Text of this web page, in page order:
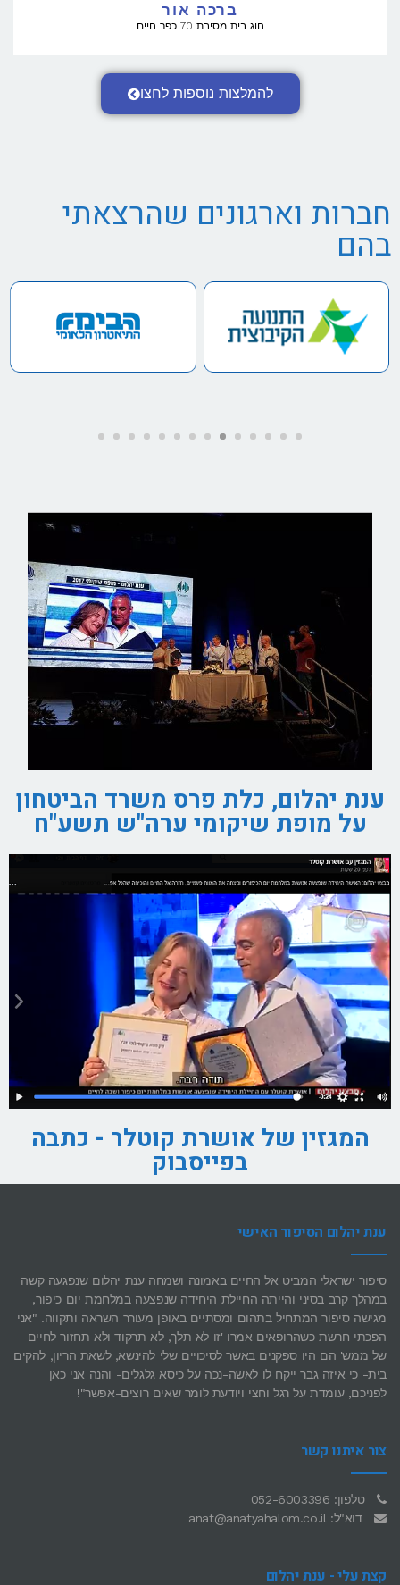
ברכה אור
חוג בית מסיבת 70 כפר חיים
להמלצות נוספות לחצו
חברות וארגונים שהרצאתי
בהם
ענת יהלום, כלת פרס משרד הביטחון
על מופת שיקומי ערה"ש תשע"ח
המגזין של אושרת קוטלר - כתבה
בפייסבוק
ענת יהלום הסיפור האישי
סיפור ישראלי המביט אל החיים באמונה ושמחה ענת יהלום שנפגעה קשה
במהלך קרב בסיני והייתה החיילת היחידה שנפצעה במלחמת יום כיפור,
מגישה סיפור המתחיל בתהום ומסתיים באופן מעורר השראה ותקווה. "אני
הפכתי חרשת כשהרופאים אמרו 'זו לא תלך, לא תרקוד ולא תחזור לחיים
של ממש' הם היו ספקנים באשר לסיכויים שלי להינשא, לשאת הריון, להקים
בית- כי איזה גבר ייקח לו לאשה-נכה על כיסא גלגלים- והנה אני כאן
לפניכם, עומדת על רגל וחצי ויודעת לומר שאים רוצים-אפשר"!
צור איתנו קשר
טלפון: 052-6003396
דוא"ל: anat@anatyahalom.co.il
קצת עלי - ענת יהלום